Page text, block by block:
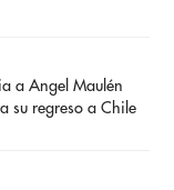
a Angel Maulén
su regreso a Chile